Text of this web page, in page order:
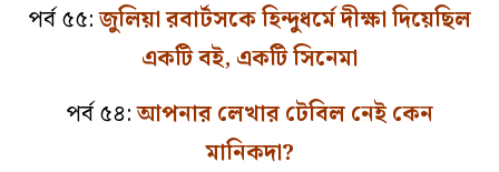
পর্ব ৫৫:জুলিয়া রবার্টসকে হিন্দুধর্মে দীক্ষা দিয়েছিল
একটি বই, একটি সিনেমা
পর্ব ৫৪:আপনার লেখার টেবিল নেই কেন
মানিকদা?